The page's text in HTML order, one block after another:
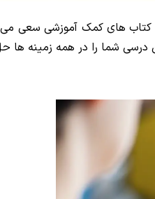
های کمک آموزشی سعی می
درسی شما را در همه زمینه ها